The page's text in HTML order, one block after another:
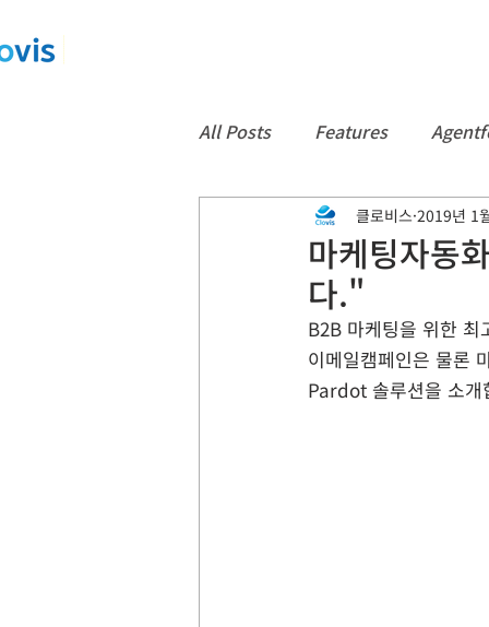
All Posts Features
컨택센터 CTI
마케팅자동
다."
클로비스 2019년 1
B2B 마케팅을 위한
이메일캠페인은 물론
Pardot 솔루션을 소